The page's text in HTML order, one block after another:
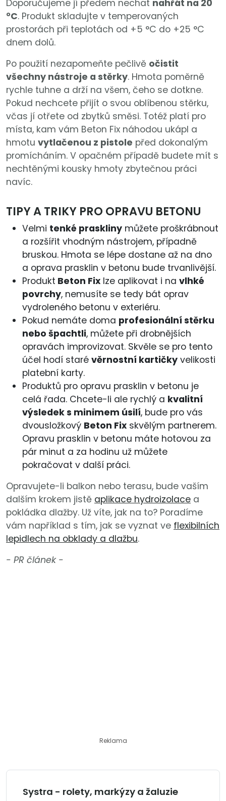
Doporučujeme jí předem nechat nahřát na 20
°C. Produkt skladujte v temperovaných
prostorách při teplotách od +5 °C do +25 °C
dnem dolů.
Po použití nezapomeňte pečlivě očistit
všechny nástroje a stěrky. Hmota poměrně
rychle tuhne a drží na všem, čeho se dotkne.
Pokud nechcete přijít o svou oblíbenou stěrku,
včas jí otřete od zbytků směsi. Totéž platí pro
místa, kam vám Beton Fix náhodou ukápl a
hmotu vytlačenou z pistole před dokonalým
promícháním. V opačném případě budete mít s
nechtěnými kousky hmoty zbytečnou práci
navíc.
TIPY A TRIKY PRO OPRAVU BETONU
Velmi tenké praskliny můžete proškrábnout
a rozšířit vhodným nástrojem, případně
bruskou. Hmota se lépe dostane až na dno
a oprava prasklin v betonu bude trvanlivější.
Produkt Beton Fix lze aplikovat i na vlhké
povrchy, nemusíte se tedy bát oprav
vydroleného betonu v exteriéru.
Pokud nemáte doma profesionální stěrku
nebo špachtli, můžete při drobnějších
opravách improvizovat. Skvěle se pro tento
účel hodí staré věrnostní kartičky velikosti
platební karty.
Produktů pro opravu prasklin v betonu je
celá řada. Chcete-li ale rychlý a kvalitní
výsledek s minimem úsilí, bude pro vás
dvousložkový Beton Fix skvělým partnerem.
Opravu prasklin v betonu máte hotovou za
pár minut a za hodinu už můžete
pokračovat v další práci.
Opravujete-li balkon nebo terasu, bude vaším
dalším krokem jistě aplikace hydroizolace a
pokládka dlažby. Už víte, jak na to? Poradíme
vám například s tím, jak se vyznat ve flexibilních
lepidlech na obklady a dlažbu.
- PR článek -
Reklama
Systra - rolety, markýzy a žaluzie